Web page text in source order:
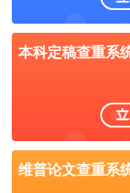
本科定稿查重系
维普论文查重系